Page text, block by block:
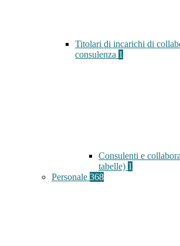
Titolari di incarichi di
consulenza 1
Consulenti e
tabelle) 1
Personale 368